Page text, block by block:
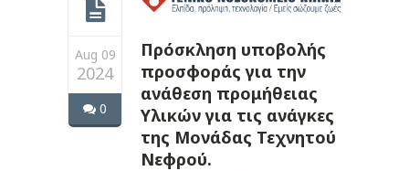
Aug 09
2024
0
Πρόσκληση υποβολής
προσφοράς για την
ανάθεση προμήθειας
Υλικών για τις ανάγκες
της Μονάδας Τεχνητού
Νεφρού.